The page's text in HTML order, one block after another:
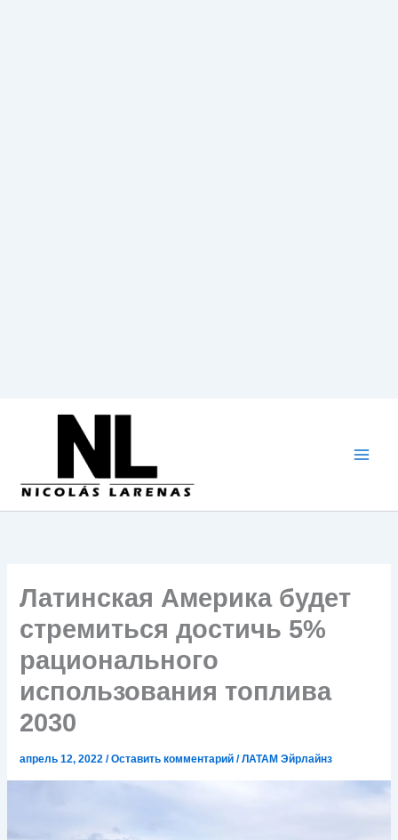
содержимому
Латинская Америка будет
стремиться достичь 5%
рационального
использования топлива
2030
апрель 12, 2022/Оставить комментарий /ЛАТАМ Эйрлайнз